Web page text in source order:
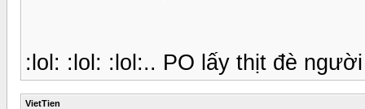
:lol: :lol: :lol:.. PO lấy thịt đè
VietTien